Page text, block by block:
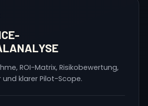
ROI-Matrix, Risikobewertung,
und klarer Pilot-Scope.